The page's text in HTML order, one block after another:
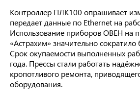
Контроллер ПЛК100 опрашивает
передает данные по Ethernet на
Использование приборов ОВЕН на
«Астрахим» значительно
Срок окупаемости выполненных
года. Прессы стали работать
кропотливого ремонта,
оборудования.